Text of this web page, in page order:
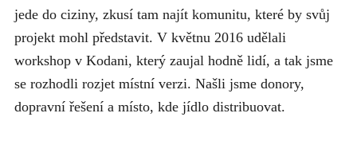
jede do ciziny, zkusí tam najít komunitu, které by svůj
projekt mohl představit. V květnu 2016 udělali
workshop v Kodani, který zaujal hodně lidí, a tak jsme
se rozhodli rozjet místní verzi. Našli jsme donory,
dopravní řešení a místo, kde jídlo distribuovat.